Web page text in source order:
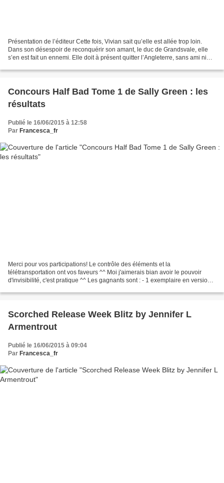
Présentation de l’éditeur Cette fois, Vivian sait qu’elle est allée trop loin.
Dans son désespoir de reconquérir son amant, le duc de Grandsvale, elle
s’en est fait un ennemi. Elle doit à présent quitter l’Angleterre, sans ami ni
Concours Half Bad Tome 1 de Sally Green : les
résultats
Publié le 16/06/2015 à 12:58
Par Francesca_fr
Merci pour vos participations! Le contrôle des éléments et la
télétransportation ont vos faveurs ^^ Moi j'aimerais bian avoir le pouvoir
d'invisibilité, c'est pratique ^^ Les gagnants sont : - 1 exemplaire en version
Scorched Release Week Blitz by Jennifer L
Armentrout
Publié le 16/06/2015 à 09:04
Par Francesca_fr